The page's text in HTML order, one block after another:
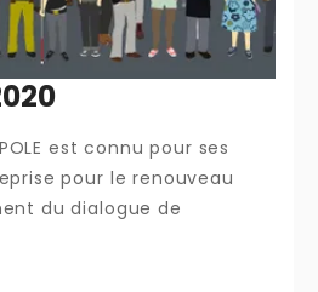
est connu pour ses
pour le renouveau
du dialogue de